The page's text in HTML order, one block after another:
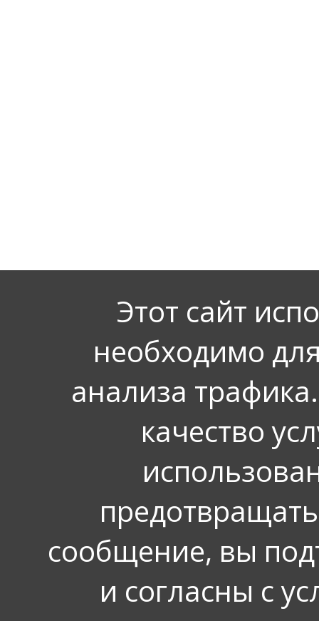
Этот сайт
необходимо
анализа
качество
сообщение, вы
и согласны с